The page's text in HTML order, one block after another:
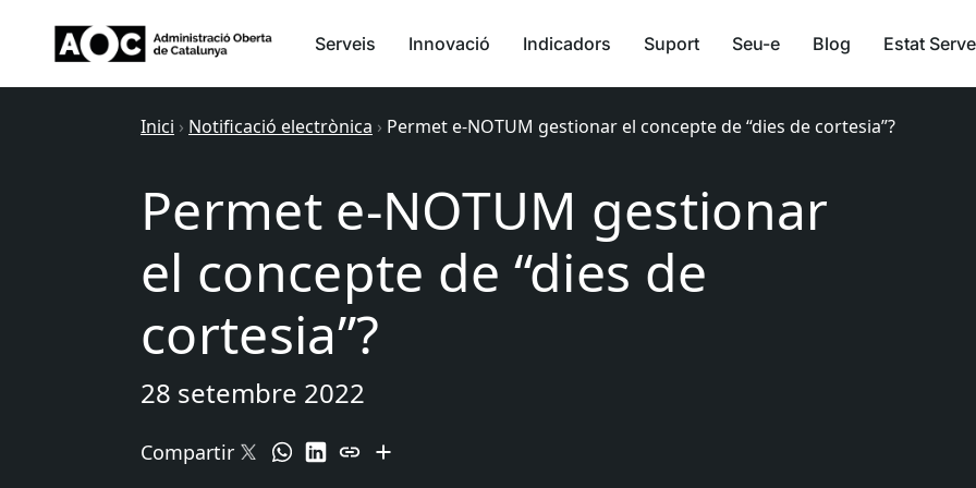
Serveis Innovació Indicadors Suport Seu-e Blog Estat
Inici › Notificació electrònica › Permet e-NOTUM gestionar el concepte de “dies de cortesia”?
Permet e-NOTUM gestionar
el concepte de “dies de
cortesia”?
28 setembre 2022
Compartir